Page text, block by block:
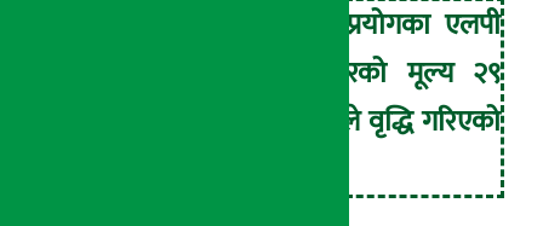
भारतमा घरेलु प्रयोगका एलपी
ग्यास सिलिन्डरको मूल्य २९
भारतीय रुपैयाँले वृद्धि गरिएको